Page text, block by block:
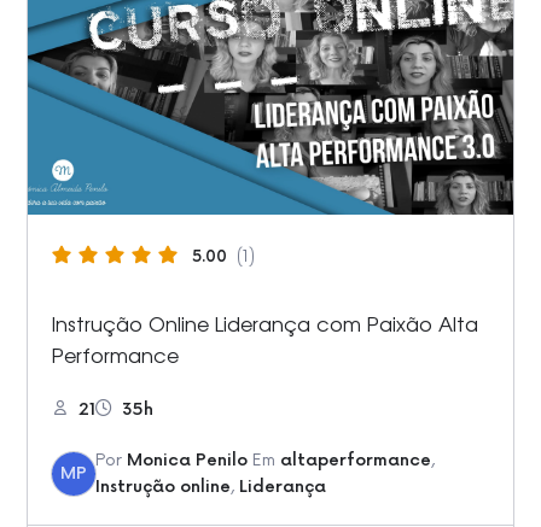
5.00 (1)
Instrução Online Liderança com Paixão Alta
Performance
21 35h
MP
Por Monica Penilo Em altaperformance,
Instrução online, Liderança